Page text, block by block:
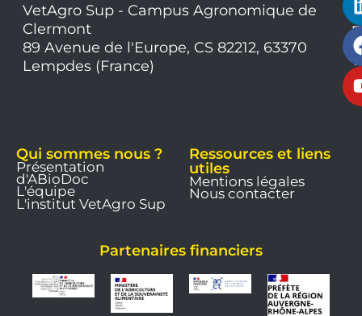
VetAgro Sup - Campus Agronomique de
Clermont
89 Avenue de l'Europe, CS 82212, 63370
Lempdes (France)
Qui sommes nous ?
Présentation
d'ABioDoc
L'équipe
L'institut VetAgro Sup
Ressources et liens
utiles
Mentions légales
Nous contacter
Partenaires financiers